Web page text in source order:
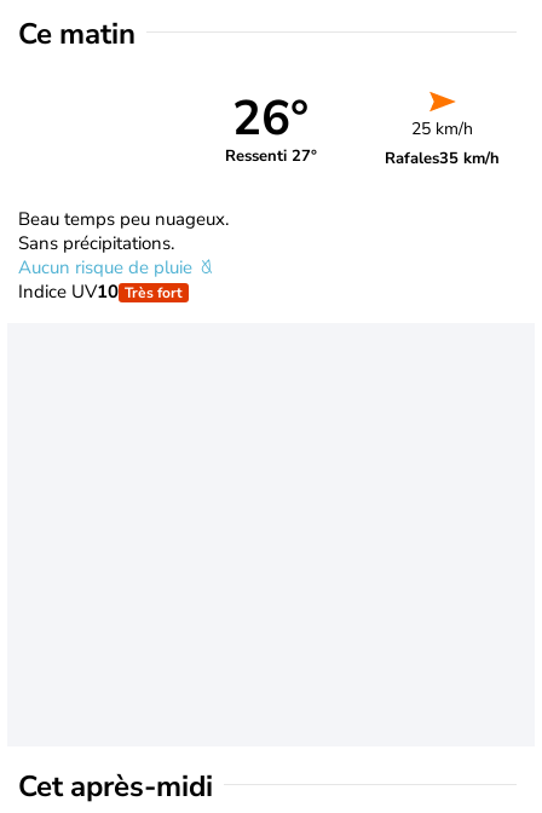
Ce matin
26°
Ressenti 27°
25 km/h
Rafales35 km/h
Beau temps peu nuageux.
Sans précipitations.
Aucun risque de pluie
Indice UV10 Très fort
Cet après-midi